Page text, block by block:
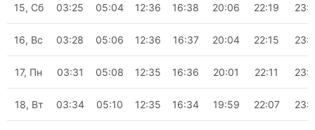
15, Сб 03:25 05:04 12:36 16:38 20:06 22:19
16, Вс 03:28 05:06 12:36 16:37 20:04 22:15
17, Пн 03:31 05:08 12:35 16:36 20:01 22:11
18, Вт 03:34 05:10 12:35 16:34 19:59 22:07